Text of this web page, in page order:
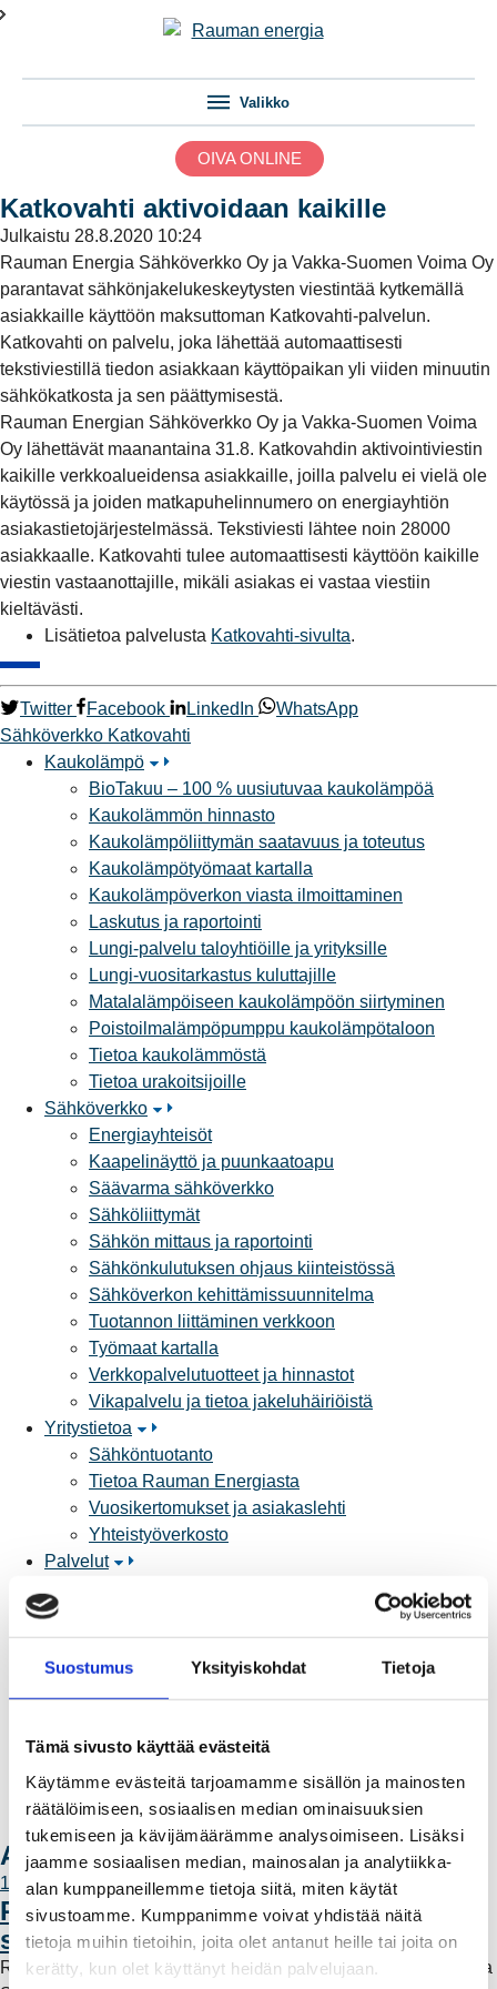
Suostumus Yksityiskohdat Tietoja
Tämä sivusto käyttää evästeitä
Käytämme evästeitä tarjoamamme sisällön ja mainosten
räätälöimiseen, sosiaalisen median ominaisuuksien
tukemiseen ja kävijämäärämme analysoimiseen. Lisäksi
jaamme sosiaalisen median, mainosalan ja analytiikka-
alan kumppaneillemme tietoja siitä, miten käytät
sivustoamme. Kumppanimme voivat yhdistää näitä
tietoja muihin tietoihin, joita olet antanut heille tai joita on
kerätty, kun olet käyttänyt heidän palvelujaan.
Valikko
OIVA ONLINE
Katkovahti aktivoidaan kaikille
Julkaistu 28.8.2020 10:24
Rauman Energia Sähköverkko Oy ja Vakka-Suomen Voima Oy
parantavat sähkönjakelukeskeytysten viestintää kytkemällä
asiakkaille käyttöön maksuttoman Katkovahti-palvelun.
Katkovahti on palvelu, joka lähettää automaattisesti
tekstiviestillä tiedon asiakkaan käyttöpaikan yli viiden minuutin
sähkökatkosta ja sen päättymisestä.
Rauman Energian Sähköverkko Oy ja Vakka-Suomen Voima
Oy lähettävät maanantaina 31.8. Katkovahdin aktivointiviestin
kaikille verkkoalueidensa asiakkaille, joilla palvelu ei vielä ole
käytössä ja joiden matkapuhelinnumero on energiayhtiön
asiakastietojärjestelmässä. Tekstiviesti lähtee noin 28000
asiakkaalle. Katkovahti tulee automaattisesti käyttöön kaikille
viestin vastaanottajille, mikäli asiakas ei vastaa viestiin
kieltävästi.
Lisätietoa palvelusta Katkovahti-sivulta.
Twitter Facebook LinkedIn
WhatsApp
Sähköverkko Katkovahti
Kaukolämpö
BioTakuu – 100 % uusiutuvaa kaukolämpöä
Kaukolämmön hinnasto
Kaukolämpöliittymän saatavuus ja toteutus
Kaukolämpötyömaat kartalla
Kaukolämpöverkon viasta ilmoittaminen
Laskutus ja raportointi
Lungi-palvelu taloyhtiöille ja yrityksille
Lungi-vuositarkastus kuluttajille
Matalalämpöiseen kaukolämpöön siirtyminen
Poistoilmalämpöpumppu kaukolämpötaloon
Tietoa kaukolämmöstä
Tietoa urakoitsijoille
Sähköverkko
Energiayhteisöt
Kaapelinäyttö ja puunkaatoapu
Säävarma sähköverkko
Sähköliittymät
Sähkön mittaus ja raportointi
Sähkönkulutuksen ohjaus kiinteistössä
Sähköverkon kehittämissuunnitelma
Tuotannon liittäminen verkkoon
Työmaat kartalla
Verkkopalvelutuotteet ja hinnastot
Vikapalvelu ja tietoa jakeluhäiriöistä
Yritystietoa
Sähköntuotanto
Tietoa Rauman Energiasta
Vuosikertomukset ja asiakaslehti
Yhteistyöverkosto
Palvelut
Kulutuksen seuranta
Laskutus
Muuttajalle
Valtakirja ja asiointi toisen puolesta
Yhteystiedot
Laskutusosoitteet
Ota yhteyttä
Ajankohtaista
11.6.2026 12:00
Rauman Energia vahvistaa rooliaan
sähköntuotannossa
Rauman Energia on ostanut lisää osuuksia sähköntuotannosta